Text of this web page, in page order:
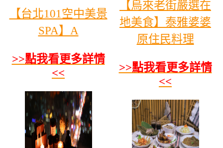
【台北101空中美景
SPA】A
>>點我看更多詳情
<<
【烏來老街嚴選在
地美食】泰雅婆婆
原住民料理
>>點我看更多詳情
<<